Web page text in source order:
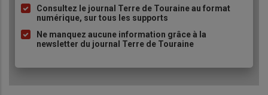
à
puce
Consultez le journal Terre de Touraine au format
numérique, sur tous les supports
Ne manquez aucune information grâce à la
newsletter du journal Terre de Touraine